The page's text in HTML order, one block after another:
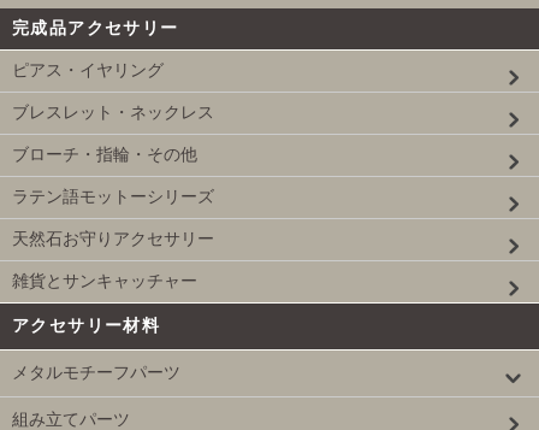
完成品アクセサリー
ピアス・イヤリング
ブレスレット・ネックレス
ブローチ・指輪・その他
ラテン語モットーシリーズ
天然石お守りアクセサリー
雑貨とサンキャッチャー
アクセサリー材料
メタルモチーフパーツ
組み立てパーツ